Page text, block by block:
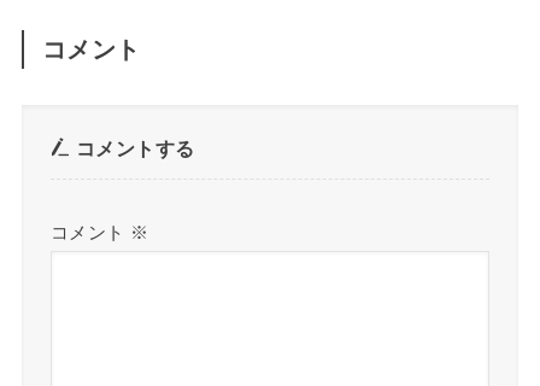
コメント
コメントする
コメント ※